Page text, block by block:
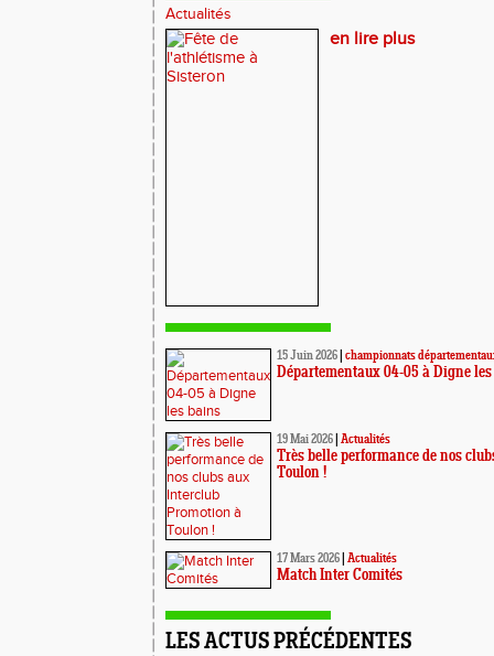
Actualités
en lire plus
15 Juin 2026 championnats
Départementaux 04-05 à Digne
19 Mai 2026 Actualités
Très belle performance de nos
Toulon !
17 Mars 2026 Actualités
Match Inter Comités
LES ACTUS PRÉCÉDENTES